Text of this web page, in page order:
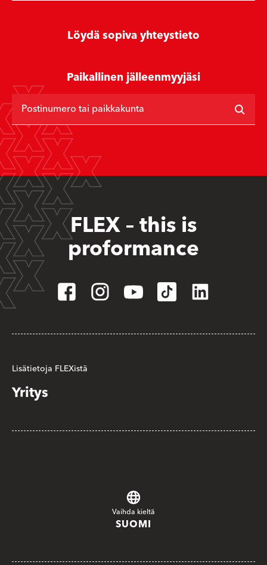
Löydä sopiva yhteystieto
Paikallinen jälleenmyyjäsi
Postinumero tai paikkakunta
FLEX – this is
proformance
Lisätietoja FLEXistä
Yritys
Vaihda kieltä
SUOMI